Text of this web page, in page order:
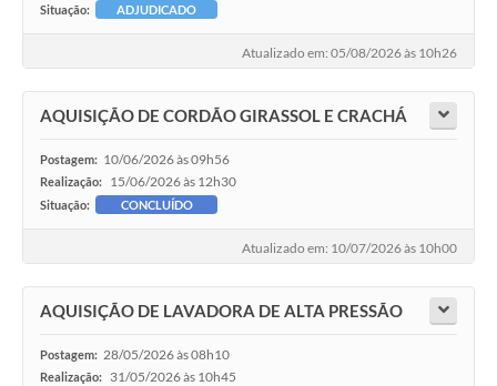
Situação: ADJUDICADO
Atualizado em: 05/08/2026 às 10h26
AQUISIÇÃO DE CORDÃO GIRASSOL E CRACHÁ
Postagem: 10/06/2026 às 09h56
Realização: 15/06/2026 às 12h30
Situação: CONCLUÍDO
Atualizado em: 10/07/2026 às 10h00
AQUISIÇÃO DE LAVADORA DE ALTA PRESSÃO
Postagem: 28/05/2026 às 08h10
Realização: 31/05/2026 às 10h45